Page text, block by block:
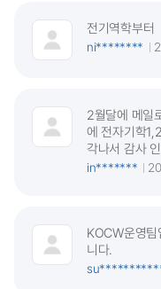
전기역학부터
ni********
2월달에 메일
에 전자기학
각나서 감사
in*******
KOCW운영팀
니다.